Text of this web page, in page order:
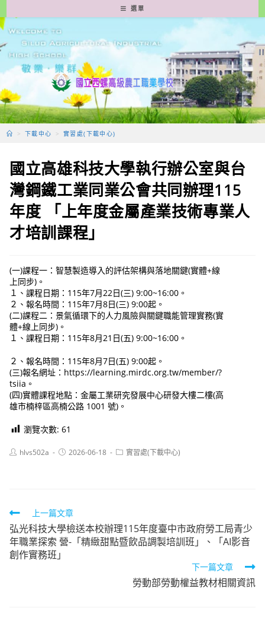
轉
至
要
容
選單
> 下載中心 > 實習處(下載中心)
國立高雄科技大學執行辦公室與台
灣鋼鐵工業同業公會共同辦理115
年度 「上年度金屬產業技術專業人
才培訓課程」
(一)課程一：智慧製造導入的評估架構與落地關鍵(實體+線
上同步)。
１、課程日期：115年7月22日(三) 9:00~16:00。
２、報名時間：115年7月8日(三) 9:00起。
(二)課程二：景氣循環下的人力風險與關鍵職能管理實務(實
體+線上同步)。
１、課程日期：115年8月21日(五) 9:00~16:00。
２、報名時間：115年8月7日(五) 9:00起。
(三)報名網址：https://learning.mirdc.org.tw/member/?
tsiia。
(四)實體課程地點：金屬工業研究發展中心研發大樓二樓(高
雄市楠梓區高楠公路 1001 號)。
瀏覽次數: 61
Posthlvs502a
Post2026-06-18
Post實習處(下載中心)
Read
more
articles
上一篇文章
弘光科技大學檢送本校辦理115年度臺中市政府勞工局青少
年職業探索 營-「精緻甜點暨飲品調製培訓班」、「AI影音
創作實務班」
下一篇文章
勞動部勞動權益教材相關資訊